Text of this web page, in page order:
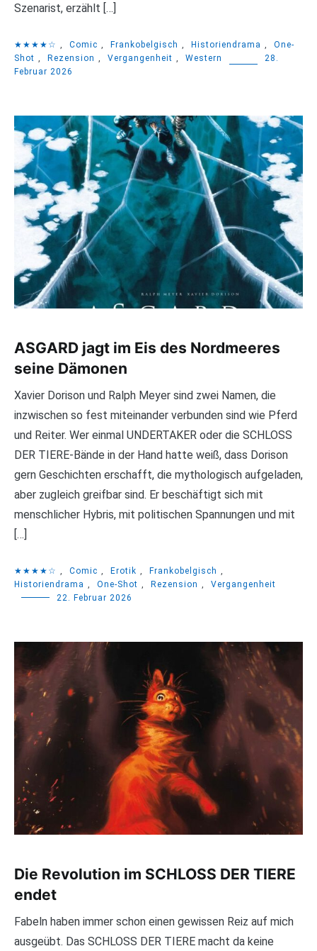
Szenarist, erzählt […]
★★★★☆ Comic Frankobelgisch Historiendrama
One-
Shot
Rezension Vergangenheit Western
28.
Februar 2026
ASGARD jagt im Eis des Nordmeeres
seine Dämonen
Xavier Dorison und Ralph Meyer sind zwei Namen, die
inzwischen so fest miteinander verbunden sind wie Pferd
und Reiter. Wer einmal UNDERTAKER oder die SCHLOSS
DER TIERE-Bände in der Hand hatte weiß, dass Dorison
gern Geschichten erschafft, die mythologisch aufgeladen,
aber zugleich greifbar sind. Er beschäftigt sich mit
menschlicher Hybris, mit politischen Spannungen und mit
[…]
★★★★☆ Comic Erotik Frankobelgisch
Historiendrama
One-Shot Rezension
Vergangenheit
22. Februar 2026
Die Revolution im SCHLOSS DER TIERE
endet
Fabeln haben immer schon einen gewissen Reiz auf mich
ausgeübt. Das SCHLOSS DER TIERE macht da keine